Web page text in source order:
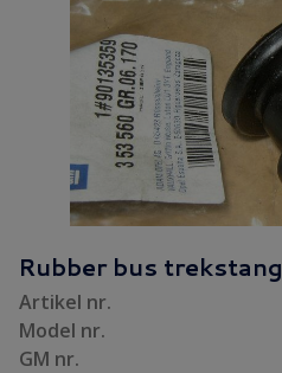
Rubber bus trekstang
Artikel nr.
Model nr.
GM nr.